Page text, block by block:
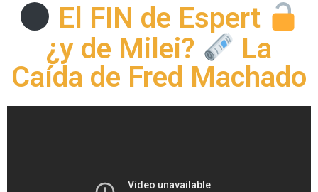
El FIN de Espert
¿y de Milei?
La
Caída de Fred Machado